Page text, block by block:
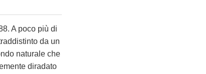
A poco più di
da un
naturale che
diradato